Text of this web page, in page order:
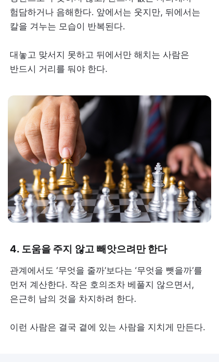
험담하거나 음해한다. 앞에서는 웃지만, 뒤에서는
칼을 겨누는 모습이 반복된다.
대놓고 맞서지 못하고 뒤에서만 해치는 사람은
반드시 거리를 둬야 한다.
4. 도움을 주지 않고 빼앗으려만 한다
관계에서도 ‘무엇을 줄까’보다는 ‘무엇을 뺏을까’를
먼저 계산한다. 작은 호의조차 베풀지 않으면서,
은근히 남의 것을 차지하려 한다.
이런 사람은 결국 곁에 있는 사람을 지치게 만든다.